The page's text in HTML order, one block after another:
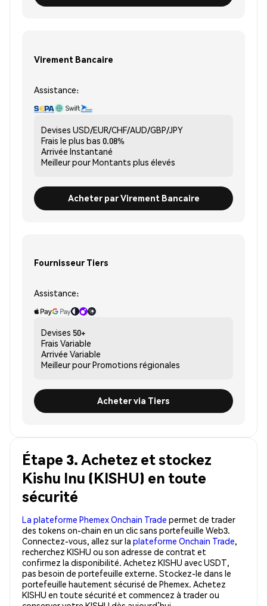
Virement Bancaire
Assistance:
Devises USD/EUR/CHF/AUD/GBP/JPY
Frais le plus bas 0.08%
Arrivée Instantané
Meilleur pourMontants plus élevés
Acheter par Virement Bancaire
Fournisseur Tiers
Assistance:
Devises 50+
Frais Variable
Arrivée Variable
Meilleur pourPromotions régionales
Acheter via Tiers
Étape 3. Achetez et stockez
Kishu Inu (KISHU) en toute
sécurité
La plateforme Phemex Onchain Trade permet de trader
des tokens on-chain en un clic sans portefeuille Web3.
Connectez-vous, allez sur la plateforme Onchain Trade,
recherchez KISHU ou son adresse de contrat et
confirmez la disponibilité. Achetez KISHU avec USDT,
pas besoin de portefeuille externe. Stockez-le dans le
portefeuille hautement sécurisé de Phemex. Achetez
KISHU en toute sécurité et commencez à trader ou